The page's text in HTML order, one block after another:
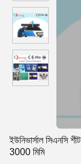
ইউনিভার্সাল সিএনসি
3000 মিমি